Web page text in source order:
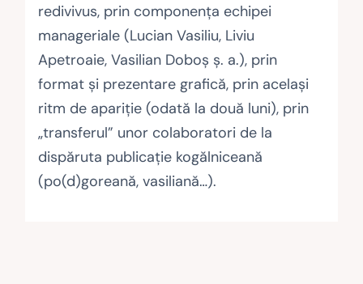
redivivus, prin componenţa echipei
manageriale (Lucian Vasiliu, Liviu
Apetroaie, Vasilian Doboş ş. a.), prin
format şi prezentare grafică, prin acelaşi
ritm de apariţie (odată la două luni), prin
„transferul” unor colaboratori de la
dispăruta publicaţie kogălniceană
(po(d)goreană, vasiliană…).